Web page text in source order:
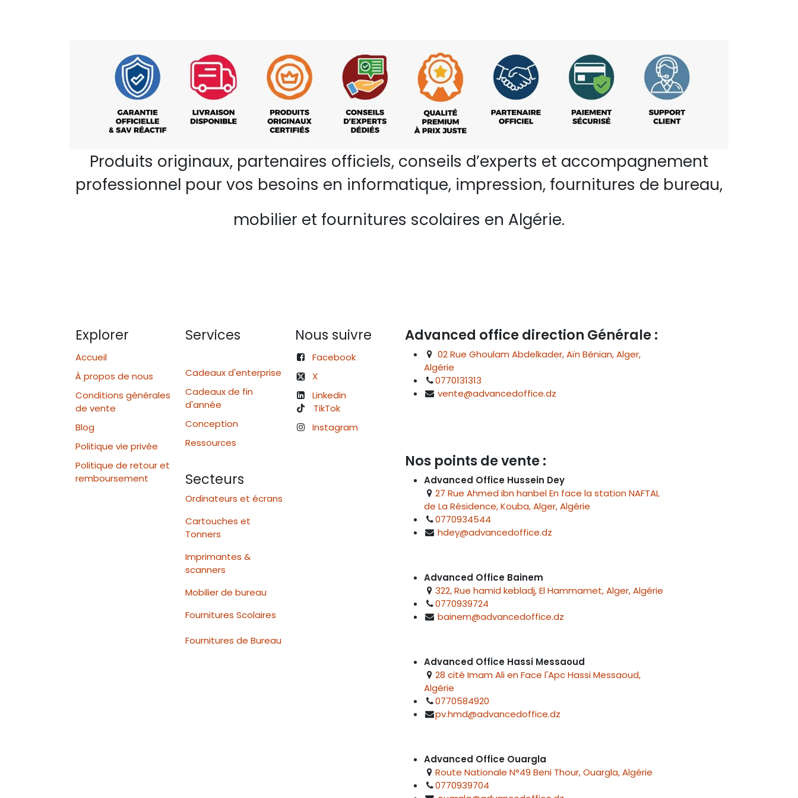
Produits originaux, partenaires officiels, conseils d’experts et accompagnement
professionnel pour vos besoins en informatique, impression, fournitures de bureau,
mobilier et fournitures scolaires en Algérie.
Explorer
Accueil
À propos de nous
Conditions générales
de vente
Blog
Politique vie privée
Politique de retour et
remboursement
Services
Cadeaux d'enterprise
Cadeaux de fin
d'année
Conception
Ressources
Secteurs
Ordinateurs et écrans
Cartouches et
Tonners
Imprimantes &
scanners
Mobilier de bureau
Fournitures Scolaires
Fournitures de Bureau
Nous suivre
Facebook
X
Linkedin
TikTok
Instagram
Advanced office direction Générale :
02 Rue Ghoulam Abdelkader, Aïn Bénian, Alger,
Algérie
0770131313
vente@advancedoffice.dz
Nos points de vente :
Advanced Office Hussein Dey
27 Rue Ahmed ibn hanbel En face la station NAFTAL
de La Résidence, Kouba, Alger, Algérie
0770934544
hdey@advancedoffice.dz
Advanced Office Bainem
322, Rue hamid kebladj, El Hammamet, Alger, Algérie
0770939724
bainem@advancedoffice.dz
Advanced Office Hassi Messaoud
28 cité Imam Ali en Face l'Apc Hassi Messaoud,
Algérie
0770584920
pv.hmd@advancedoffice.dz
Advanced Office Ouargla
Route Nationale N°49 Beni Thour, Ouargla, Algérie
0770939704